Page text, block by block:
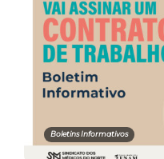
Boletins Informativos